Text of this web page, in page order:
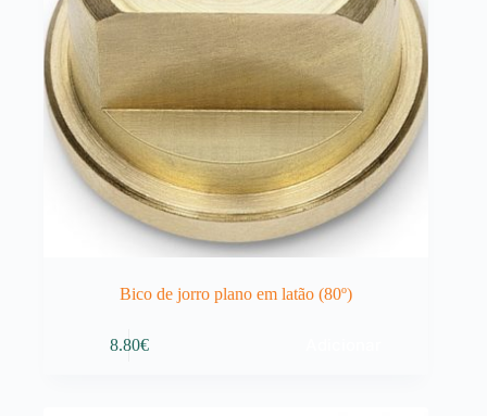
Bico de jorro plano em latão (80º)
8.80€